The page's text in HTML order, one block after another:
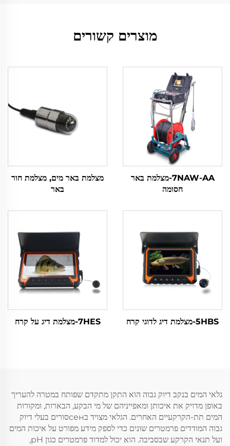
מוצרים קשורים
7NAW-AA-מצלמת באר
חסומה
מצלמת באר מים, מצלמת חור
באר
5HBS-מצלמת דיג לדוגי קרח 7HES-מצלמת דיג על קרח
גלאי המים בנקב דיוק גבוה הוא התקן מתקדם שפותח במטרה להעריך
באופן מדויק את איכותן ומאפייניהם של מי הבקע, הבארות, ומקורות
המים תת-הקרקעיים האחרים. הגלאי מצויד בсенסורים בעלי דיוק
גבוה המודדים פרמטרים שונים כדי לספק מידע מפורט על איכות המים
ועל תנאי הקרקע שבסביבה. הוא יכול למדוד פרמטרים כגון pH,